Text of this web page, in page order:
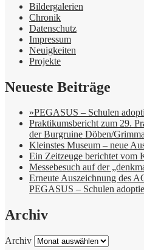
Bildergalerien
Chronik
Datenschutz
Impressum
Neuigkeiten
Projekte
Neueste Beiträge
»PEGASUS – Schulen
Praktikumsbericht zum 29.
der Burgruine Döben/
Kleinstes Museum – neue
Ein Zeitzeuge berichtet vom
Messebesuch auf der
Erneute Auszeichnung des
PEGASUS – Schulen
Archiv
Archiv